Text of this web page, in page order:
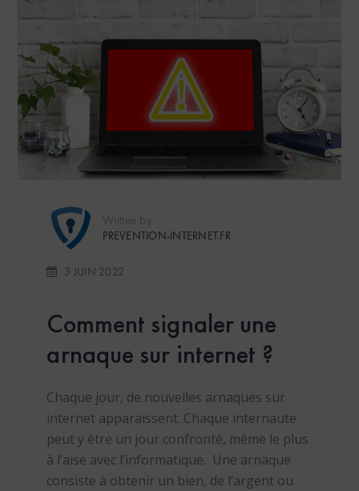
PREVENTION-INTERNET.FR
3 JUIN 2022
Comment signaler une
arnaque sur internet ?
Chaque jour, de nouvelles arnaques sur
internet apparaissent. Chaque internaute
peut y être un jour confronté, même le plus
à l’aise avec l’informatique. Une arnaque
consiste à obtenir un bien, de l’argent ou